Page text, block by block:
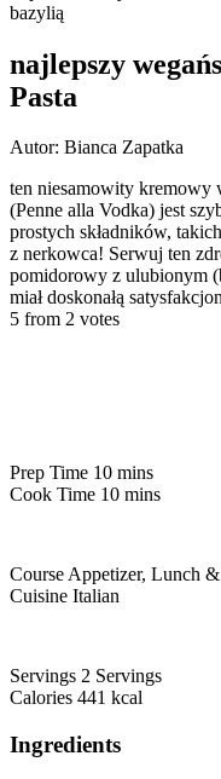
najlepszy
Pasta
Autor: Bianca Zapatka
ten niesamowity kremowy
(Penne alla Vodka) jest
prostych składników,
z nerkowca! Serwuj ten
pomidorowy z ulubionym
miał doskonałą
5 from 2 votes
Prep Time 10 mins
Cook Time 10 mins
Course Appetizer, Lunch
Cuisine Italian
Servings 2 Servings
Calories 441 kcal
Ingredients